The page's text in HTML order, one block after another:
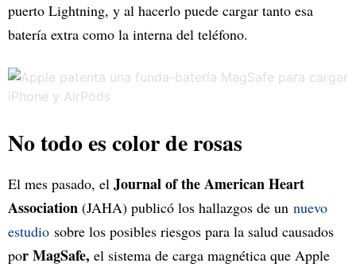
puerto Lightning, y al hacerlo puede cargar tanto esa
batería extra como la interna del teléfono.
No todo es color de rosas
El mes pasado, el Journal of the American Heart
Association (JAHA) publicó los hallazgos de un nuevo
estudio sobre los posibles riesgos para la salud causados
por MagSafe, el sistema de carga magnética que Apple